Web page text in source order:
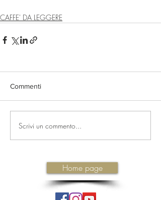
CAFFE' DA LEGGERE
Commenti
Scrivi un commento...
Home page